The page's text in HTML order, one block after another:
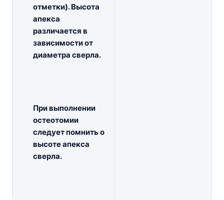
отметки). Высота
апекса
различается в
зависимости от
диаметра сверла.
При выполнении
остеотомии
следует помнить о
высоте апекса
сверла.